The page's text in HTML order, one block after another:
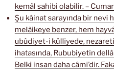
kemâl sahibi olabilir. –
Şu kâinat sarayında bir nevi
melâikeye benzer, hem
ubûdiyet-i külliyede,
ihatasında, Rububiyetin
Belki insan daha câmi’dir.